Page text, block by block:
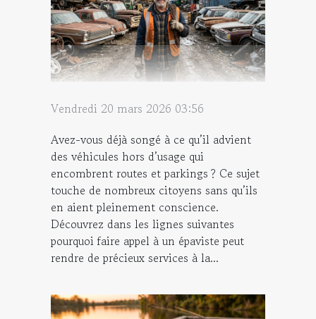
Vendredi 20 mars 2026 03:56
Avez-vous déjà songé à ce qu’il advient
des véhicules hors d’usage qui
encombrent routes et parkings ? Ce sujet
touche de nombreux citoyens sans qu’ils
en aient pleinement conscience.
Découvrez dans les lignes suivantes
pourquoi faire appel à un épaviste peut
rendre de précieux services à la...